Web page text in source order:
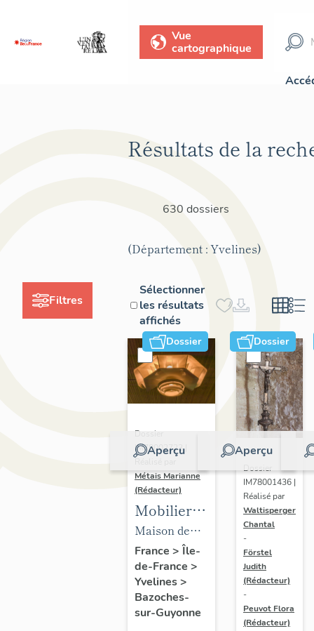
Vue
cartographique
Filtres
Résultats de la
630 dossiers
(Département : Yvelines)
Sélectionner
les résultats
affichés
Dossier
Aperçu
Dossier
IM78002723 |
Métais Marianne
(Rédacteur)
Mobilier
de la
maison
Louis
Carré
Maison de
villégiature
dite maison
Louis Carré
France > Île-
de-France >
Yvelines>
Bazoches-
sur-Guyonne
Dossier
Aperçu
Dossier
IM78001436 |
Réalisé par
Waltisperger
Chantal
-
Förstel
Judith
(Rédacteur)
-
Peuvot Flora
(Rédacteur)